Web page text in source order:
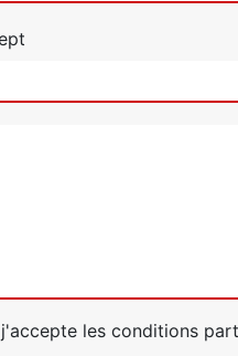
les conditions